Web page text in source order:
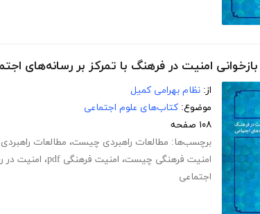
امنیت در فرهنگ با تمرکز بر رسانه‌های
از: نظام بهرامی کمیل
موضوع: کتاب‌های علوم اجتماعی
۱۰۸ صفحه
برچسب‌ها: مطالعات راهبردی چیست، مطالعات راهبردی
امنیت فرهنگی چیست، امنیت فرهنگی pdf ، امنیت در
اجتماعی